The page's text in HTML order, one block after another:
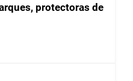
protectoras de